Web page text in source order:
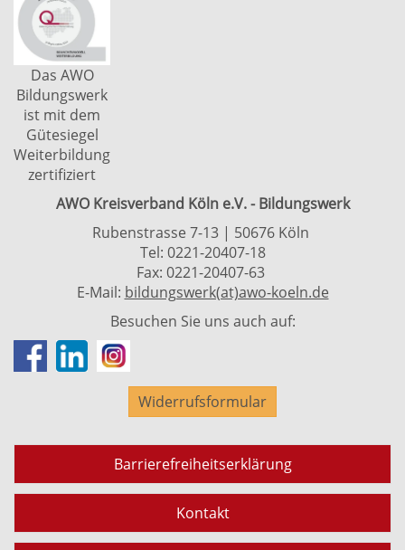
Das AWO
Bildungswerk
ist mit dem
Gütesiegel
Weiterbildung
zertifiziert
AWO Kreisverband Köln e.V. - Bildungswerk
Rubenstrasse 7-13 | 50676 Köln
Tel: 0221-20407-18
Fax: 0221-20407-63
E-Mail: bildungswerk(at)awo-koeln.de
Besuchen Sie uns auch auf:
Widerrufsformular
Barrierefreiheitserklärung
Kontakt